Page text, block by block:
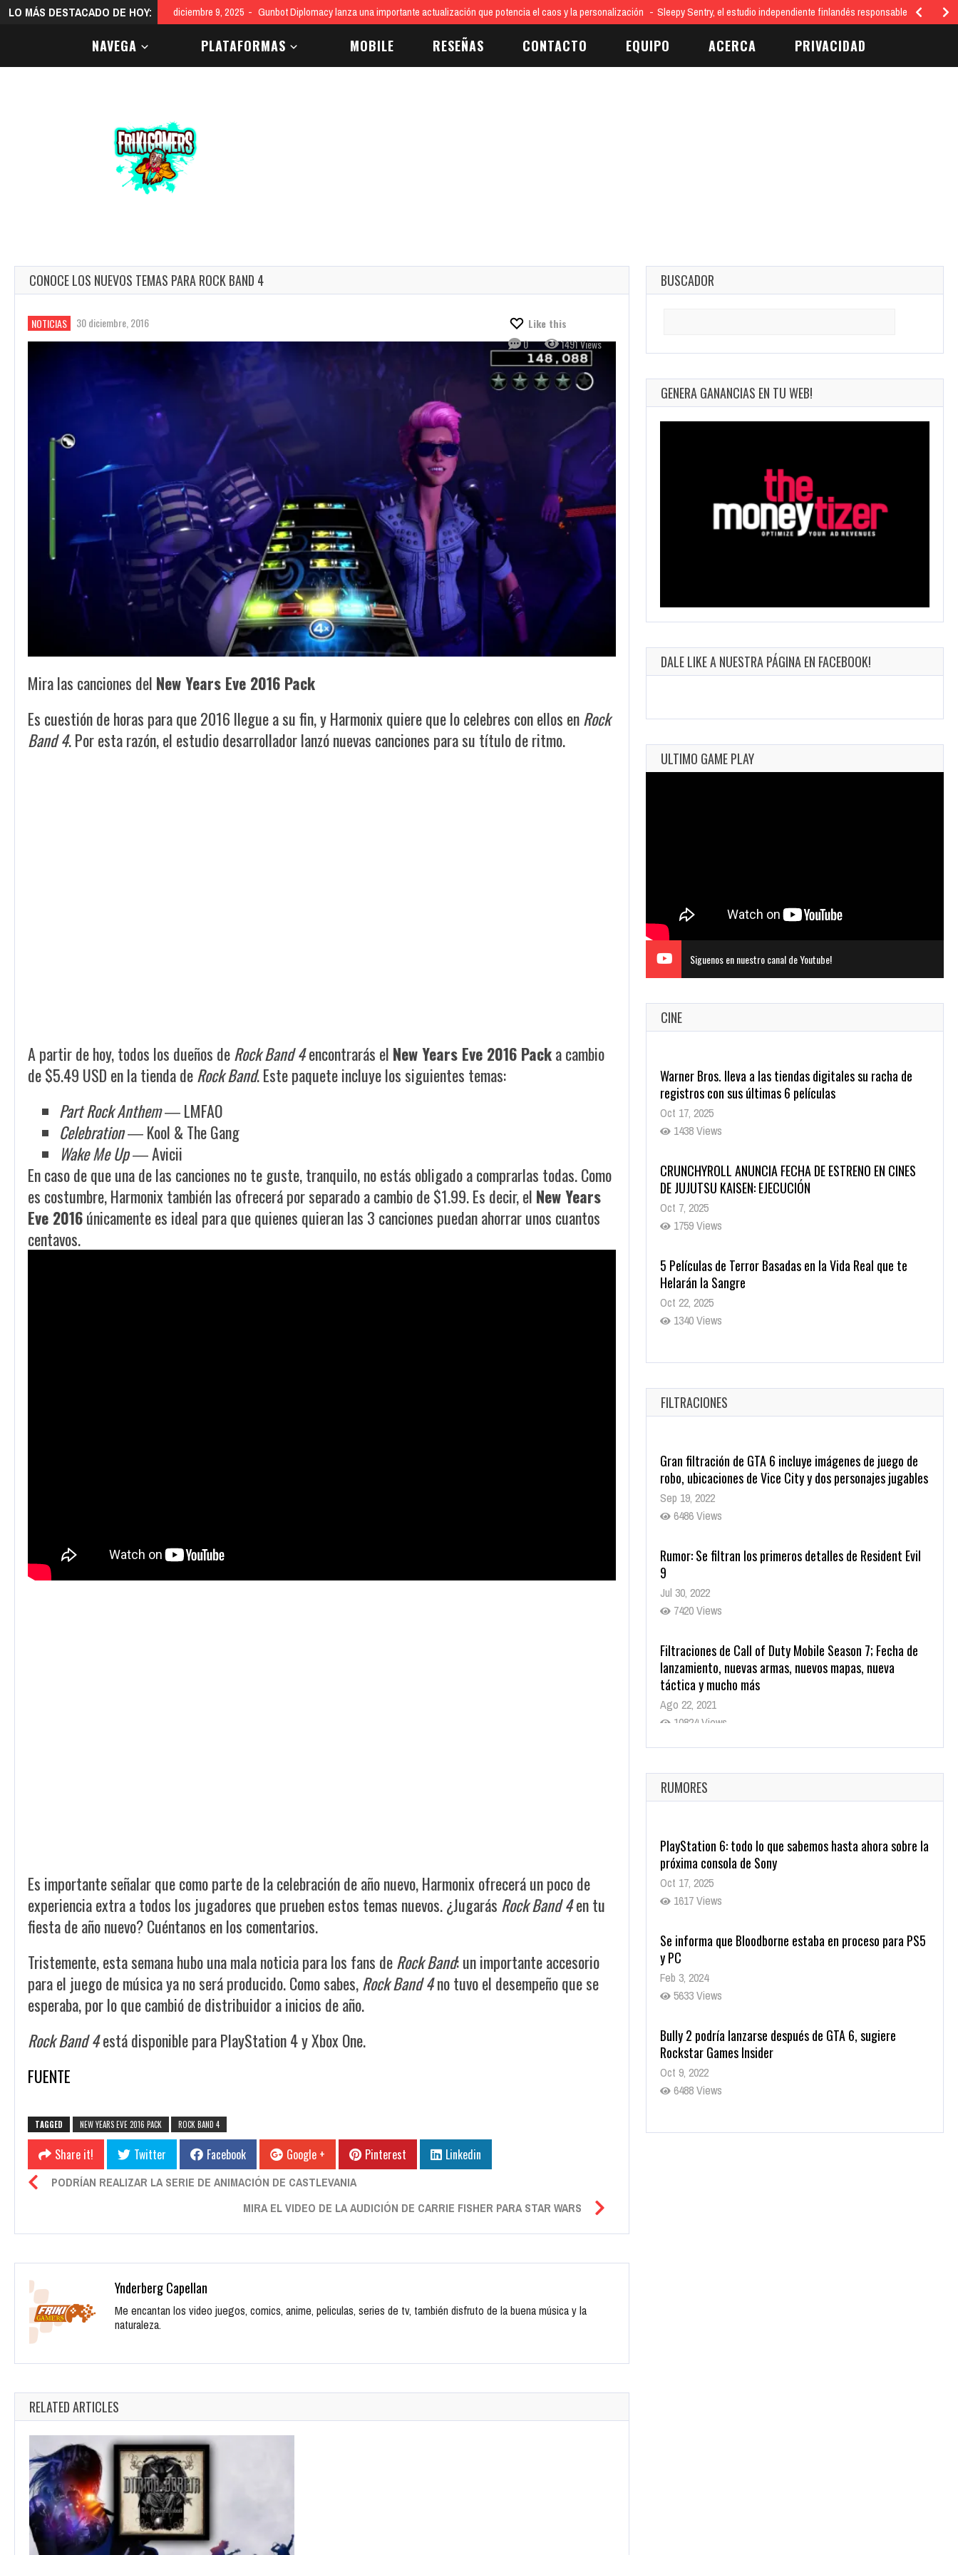
LO MÁS DESTACADO DE HOY: diciembre 9, 2025 Gunbot Diplomacy lanza una importante actualización que potencia el caos y la personalización Sleepy Sentry, el estudio independiente finlandés responsable del juego…
NAVEGA PLATAFORMAS MOBILE RESEÑAS CONTACTO EQUIPO ACERCA PRIVACIDAD
CONOCE LOS NUEVOS TEMAS PARA ROCK BAND 4
NOTICIAS 30 diciembre, 2016
Like this
0
1491 Views
Mira las canciones del New Years Eve 2016 Pack
Es cuestión de horas para que 2016 llegue a su fin, y Harmonix quiere que lo celebres con ellos enRock
Band 4. Por esta razón, el estudio desarrollador lanzó nuevas canciones para su título de ritmo.
A partir de hoy, todos los dueños deRock Band 4encontrarás el New Years Eve 2016 Packa cambio
de $5.49 USD en la tienda deRock Band. Este paquete incluye los siguientes temas:
Part Rock Anthem― LMFAO
Celebration― Kool & The Gang
Wake Me Up― Avicii
En caso de que una de las canciones no te guste, tranquilo, no estás obligado a comprarlas todas. Como
es costumbre, Harmonix también las ofrecerá por separado a cambio de $1.99. Es decir, el New Years
Eve 2016únicamente es ideal para que quienes quieran las 3 canciones puedan ahorrar unos cuantos
centavos.
Es importante señalar que como parte de la celebración de año nuevo, Harmonix ofrecerá un poco de
experiencia extra a todos los jugadores que prueben estos temas nuevos. ¿Jugarás Rock Band 4en tu
fiesta de año nuevo? Cuéntanos en los comentarios.
Tristemente, esta semana hubo una mala noticia para los fans deRock Band: un importante accesorio
para el juego de música ya no será producido. Como sabes,Rock Band 4no tuvo el desempeño que se
esperaba, por lo que cambió de distribuidor a inicios de año.
Rock Band 4está disponible para PlayStation 4 y Xbox One.
FUENTE
TAGGED NEW YEARS EVE 2016 PACK ROCK BAND 4
Share it! Twitter Facebook Google + Pinterest Linkedin
PODRÍAN REALIZAR LA SERIE DE ANIMACIÓN DE CASTLEVANIA
MIRA EL VIDEO DE LA AUDICIÓN DE CARRIE FISHER PARA STAR WARS
Ynderberg Capellan
Me encantan los video juegos, comics, anime, peliculas, series de tv, también disfruto de la buena música y la
naturaleza.
RELATED ARTICLES
BUSCADOR
GENERA GANANCIAS EN TU WEB!
DALE LIKE A NUESTRA PÁGINA EN FACEBOOK!
ULTIMO GAME PLAY
Siguenos en nuestro canal de Youtube!
CINE
Warner Bros. lleva a las tiendas digitales su racha de
registros con sus últimas 6 películas
Oct 17, 2025
1438 Views
CRUNCHYROLL ANUNCIA FECHA DE ESTRENO EN CINES
DE JUJUTSU KAISEN: EJECUCIÓN
Oct 7, 2025
1759 Views
5 Películas de Terror Basadas en la Vida Real que te
Helarán la Sangre
Oct 22, 2025
1340 Views
Revive el terror: El conjuro 4: Últimos ritos ya está
Oct 20, 2025
1382 Views
FILTRACIONES
Gran filtración de GTA 6 incluye imágenes de juego de
robo, ubicaciones de Vice City y dos personajes jugables
Sep 19, 2022
6486 Views
Rumor: Se filtran los primeros detalles de Resident Evil
9
Jul 30, 2022
7420 Views
Filtraciones de Call of Duty Mobile Season 7; Fecha de
lanzamiento, nuevas armas, nuevos mapas, nueva
táctica y mucho más
Ago 22, 2021
10824 Views
La configuración de Call of Duty 2021 aparentemente
Ago 8, 2021
10008 Views
RUMORES
PlayStation 6: todo lo que sabemos hasta ahora sobre la
próxima consola de Sony
Oct 17, 2025
1617 Views
Se informa que Bloodborne estaba en proceso para PS5
y PC
Feb 3, 2024
5633 Views
Bully 2 podría lanzarse después de GTA 6, sugiere
Rockstar Games Insider
Oct 9, 2022
6488 Views
Rumor: Se filtran los primeros detalles de Resident Evil